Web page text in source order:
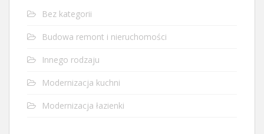
Bez kategorii
Budowa remont i nieruchomości
Innego rodzaju
Modernizacja kuchni
Modernizacja łazienki